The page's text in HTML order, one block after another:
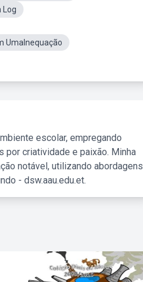
Log
UmaInequação
escolar, empregando
criatividade e paixão. Minha
notável, utilizando abordagens
- dsw.aau.edu.et.